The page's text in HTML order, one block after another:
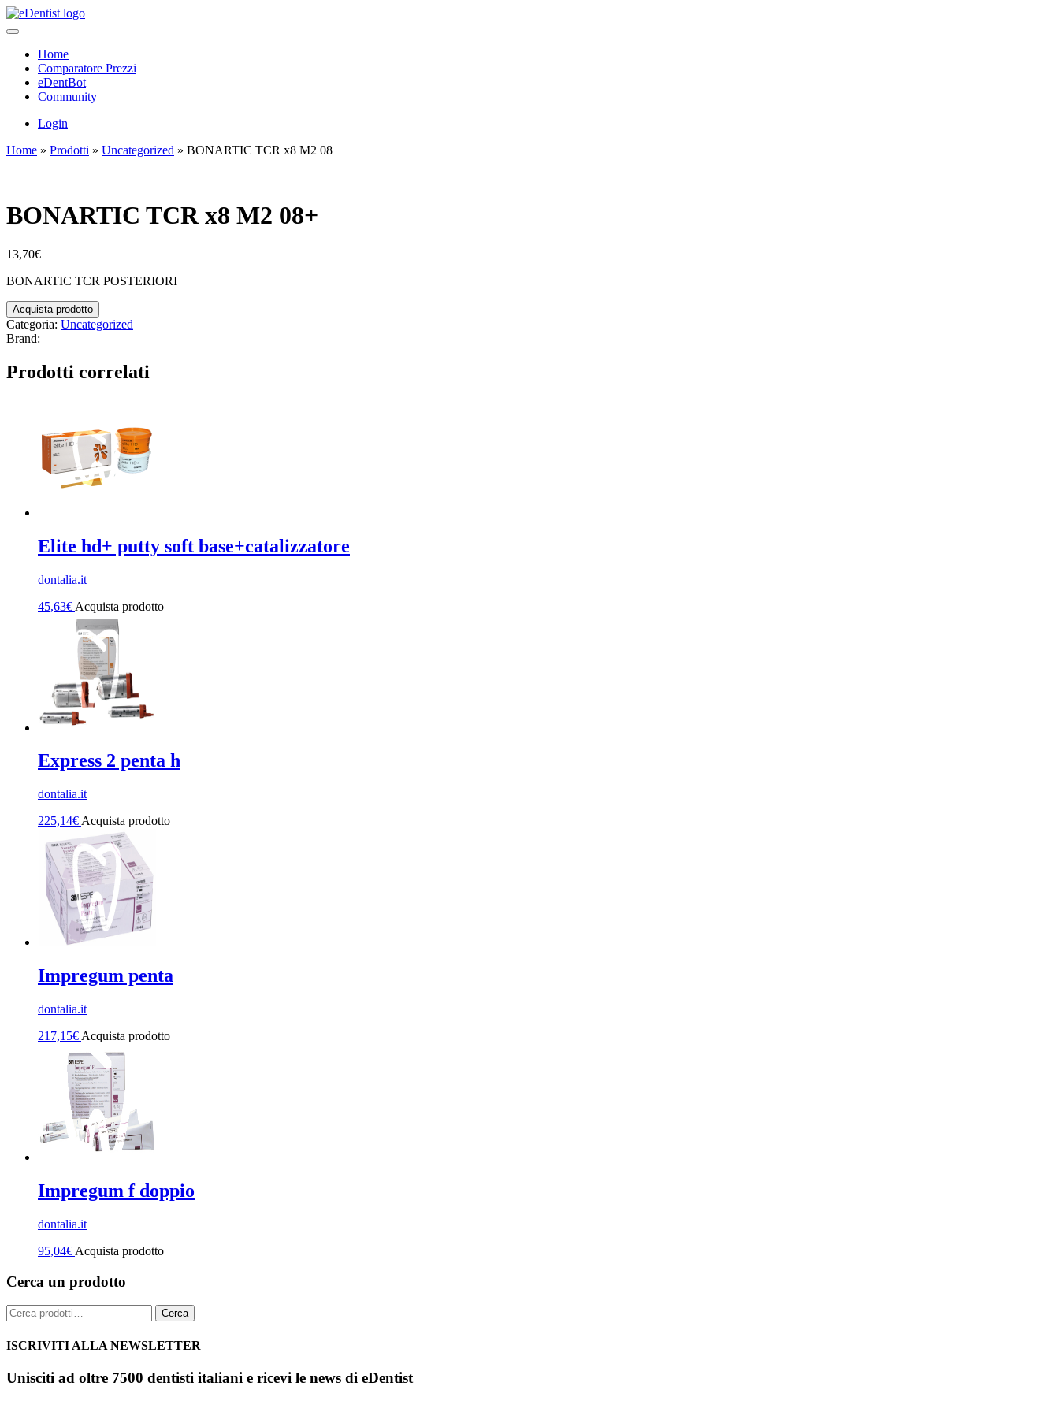
Home
Comparatore Prezzi
eDentBot
Community
Login
Home » Prodotti » Uncategorized » BONARTIC TCR x8 M2 08+
BONARTIC TCR x8 M2 08+
13,70€
BONARTIC TCR POSTERIORI
Acquista prodotto
Categoria: Uncategorized
Brand:
Prodotti correlati
Elite hd+ putty soft base+catalizzatore
dontalia.it
45,63€ Acquista prodotto
Express 2 penta h
dontalia.it
225,14€ Acquista prodotto
Impregum penta
dontalia.it
217,15€ Acquista prodotto
Impregum f doppio
dontalia.it
95,04€ Acquista prodotto
Cerca un prodotto
Cerca: Cerca
ISCRIVITI ALLA NEWSLETTER
Unisciti ad oltre 7500 dentisti italiani e ricevi le news di eDentist